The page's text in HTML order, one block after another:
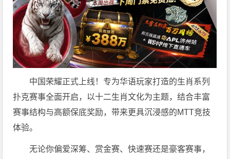
中国荣耀正式上线！专为华语玩家打造的生肖系列
扑克赛事全面开启，以十二生肖文化为主题，结合丰富
赛事结构与高额保底奖励，带来更具沉浸感的MTT竞技
体验。
无论你偏爱深筹、赏金赛、快速赛还是豪客赛事，